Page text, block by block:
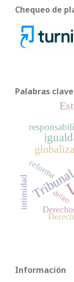
Chequeo de
Palabras clave
intimidad
reforma
delito
Información